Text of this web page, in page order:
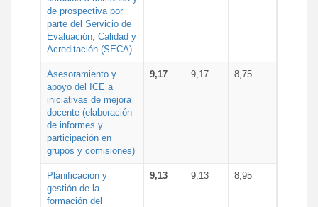
de prospectiva por
parte del Servicio de
Evaluación, Calidad y
Acreditación (SECA)
Asesoramiento y
apoyo del ICE a
iniciativas de mejora
docente (elaboración
de informes y
participación en
grupos y comisiones)
9,17 9,17 8,75
Planificación y
gestión de la
formación del
9,13 9,13 8,95